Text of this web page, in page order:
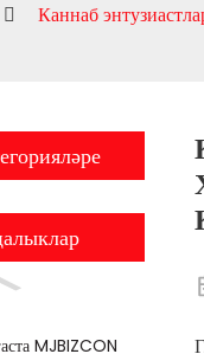
Каннаб
MJBIZCON